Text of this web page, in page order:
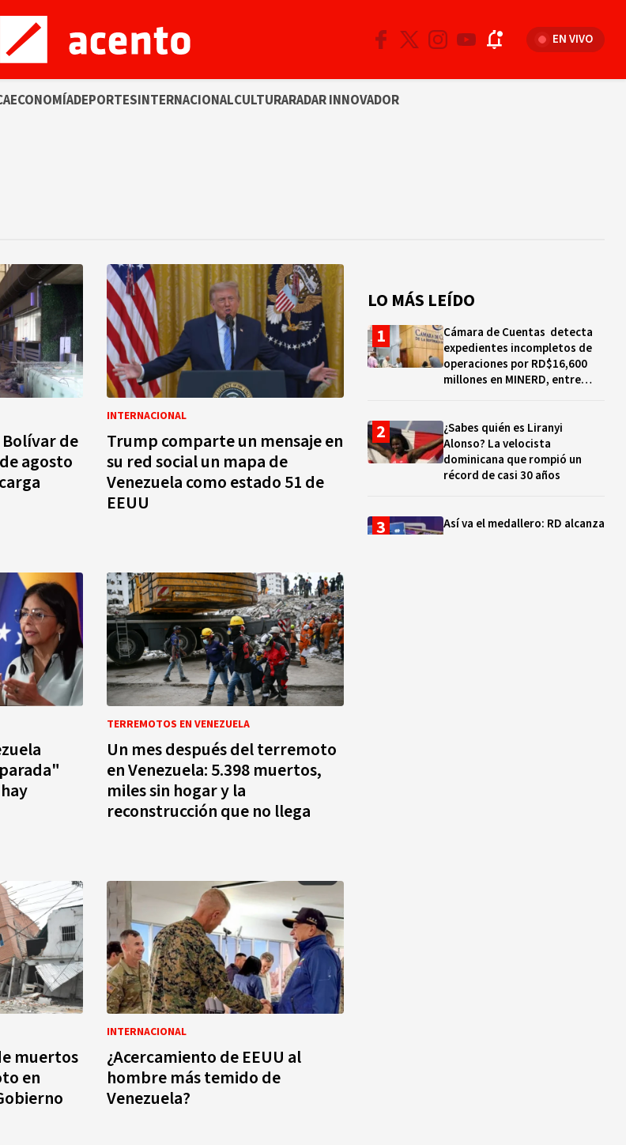
EN VIVO
ECONOMÍADEPORTESINTERNACIONALCULTURARADAR INNOVADOR
de
agosto
INTERNACIONAL
Trump comparte un mensaje en
su red social un mapa de
Venezuela como estado 51 de
EEUU
TERREMOTOS EN VENEZUELA
Un mes después del terremoto
en Venezuela: 5.398 muertos,
miles sin hogar y la
reconstrucción que no llega
muertos
en
INTERNACIONAL
¿Acercamiento de EEUU al
hombre más temido de
Venezuela?
LO MÁS LEÍDO
Cámara de Cuentas detecta
expedientes incompletos de
operaciones por RD$16,600
millones en MINERD, entre
¿Sabes quién es Liranyi
Alonso? La velocista
dominicana que rompió un
récord de casi 30 años
Así va el medallero: RD alcanza